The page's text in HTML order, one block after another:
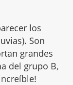
los
Son
grandes
del grupo B,